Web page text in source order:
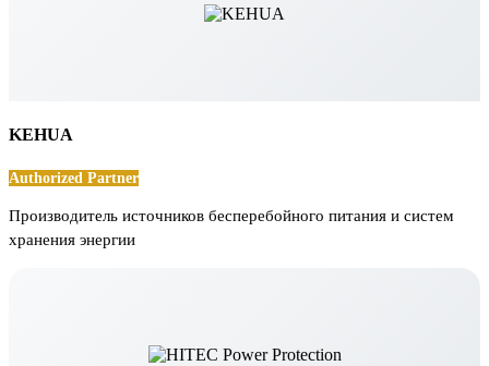
KEHUA
Authorized Partner
Производитель источников бесперебойного питания и систем
хранения энергии